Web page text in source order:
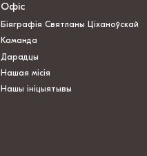
Офіс
Біяграфія Святланы Ціханоўскай
Каманда
Дарадцы
Нашая місія
Нашы ініцыятывы